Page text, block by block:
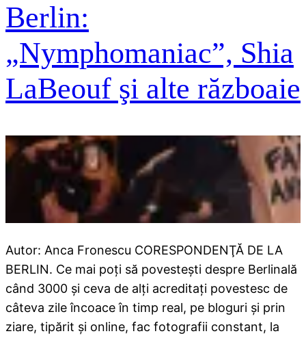
Berlin:
„Nymphomaniac”, Shia
LaBeouf şi alte războaie
Autor: Anca Fronescu CORESPONDENŢĂ DE LA
BERLIN. Ce mai poţi să povesteşti despre Berlinală
când 3000 şi ceva de alţi acreditaţi povestesc de
câteva zile încoace în timp real, pe bloguri şi prin
ziare, tipărit şi online, fac fotografii constant, la